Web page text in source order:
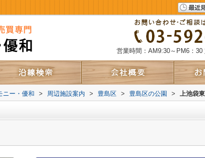
営業時間：AM9:30～PM6：30
ニー・優和 > 周辺施設案内 > 豊島区 > 豊島区の公園 > 上池袋